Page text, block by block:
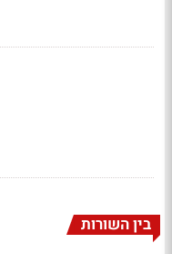
בין השורות